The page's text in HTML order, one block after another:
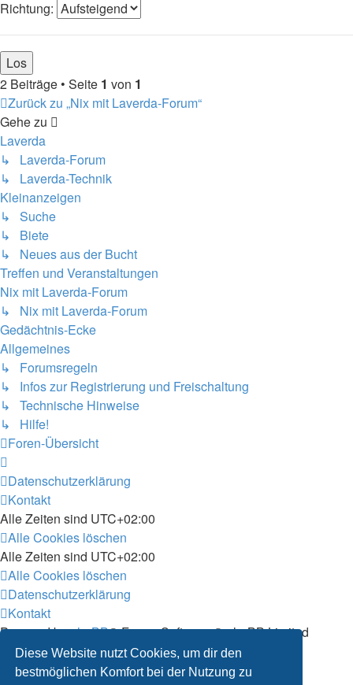
Diese Website nutzt Cookies, um dir den
bestmöglichen Komfort bei der Nutzung zu
Richtung:
2 Beiträge • Seite 1 von 1
Zurück zu „Nix mit Laverda-Forum“
Gehe zu
Laverda
↳ Laverda-Forum
↳ Laverda-Technik
Kleinanzeigen
↳ Suche
↳ Biete
↳ Neues aus der Bucht
Treffen und Veranstaltungen
Nix mit Laverda-Forum
↳ Nix mit Laverda-Forum
Gedächtnis-Ecke
Allgemeines
↳ Forumsregeln
↳ Infos zur Registrierung und Freischaltung
↳ Technische Hinweise
↳ Hilfe!
Foren-Übersicht
Datenschutzerklärung
Kontakt
Alle Zeiten sind UTC+02:00
Alle Cookies löschen
Alle Zeiten sind UTC+02:00
Alle Cookies löschen
Datenschutzerklärung
Kontakt
Powered byphpBB® Forum Software © phpBB Limited
Deutsche Übersetzung durchphpBB.de
Customized byWireSys